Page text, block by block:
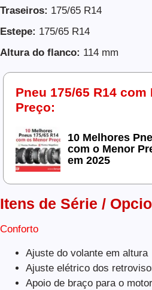
Traseiros: 175/65 R14
Estepe: 175/65 R14
Altura do flanco: 114 mm
Pneu 175/65 R14 com
Preço:
10 Melhores
com o Menor
em 2025
Itens de Série /
Conforto
Ajuste do volante em altura
Ajuste elétrico dos
Apoio de braço para o